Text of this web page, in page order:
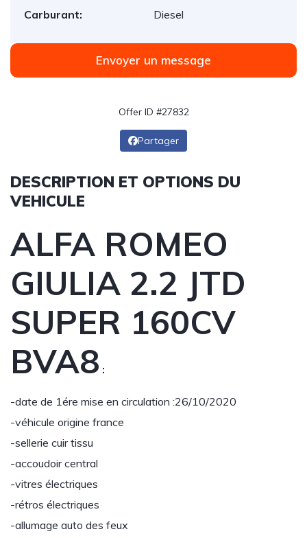
Carburant:
Diesel
Envoyer un message
Offer ID #27832
Partager
DESCRIPTION ET OPTIONS DU
VEHICULE
ALFA ROMEO
GIULIA 2.2 JTD
SUPER 160CV
BVA8 :
-date de 1ére mise en circulation :26/10/2020
-véhicule origine france
-sellerie cuir tissu
-accoudoir central
-vitres électriques
-rétros électriques
-allumage auto des feux